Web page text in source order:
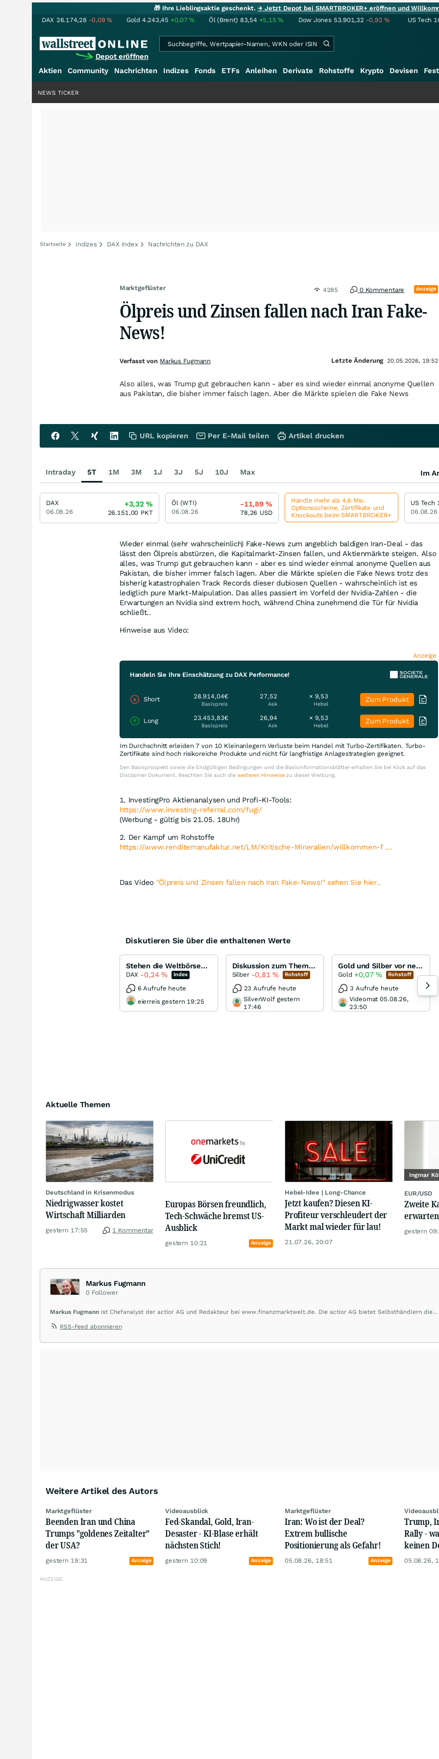
🎁 Ihre Lieblingsaktie geschenkt.→ Jetzt Depot bei SMARTBROKER+ eröffnen und
DAX 26.174,28 -0,09% Gold 4.243,45 +0,07% Öl (Brent) 83,54 +5,15% Dow Jones 53.901,32 -0,92% US Tech
Depot eröffnen
Aktien Community Nachrichten Indizes Fonds ETFs Anleihen Derivate Rohstoffe Krypto Devisen
NEWS TICKER
Startseite Indizes DAX Index Nachrichten zu DAX
Marktgeflüster 4285 0 Kommentare Anzeige
Ölpreis und Zinsen fallen nach Iran Fake-
News!
Also alles, was Trump gut gebrauchen kann - aber es sind wieder einmal anonyme Quellen
aus Pakistan, die bisher immer falsch lagen. Aber die Märkte spielen die Fake News
Wieder einmal (sehr wahrscheinlich) Fake-News zum angeblich baldigen Iran-Deal - das
lässt den Ölpreis abstürzen, die Kapitalmarkt-Zinsen fallen, und Aktienmärkte steigen. Also
alles, was Trump gut gebrauchen kann - aber es sind wieder einmal anonyme Quellen aus
Pakistan, die bisher immer falsch lagen. Aber die Märkte spielen die Fake News trotz des
bisherig katastrophalen Track Records dieser dubiosen Quellen - wahrscheinlich ist es
lediglich pure Markt-Maipulation. Das alles passiert im Vorfeld der Nvidia-Zahlen - die
Erwartungen an Nvidia sind extrem hoch, während China zunehmend die Tür für Nvidia
schließt..
Hinweise aus Video:
Anzeige
Handeln Sie Ihre Einschätzung zu DAX Performance!
Short 28.914,04€
Basispreis
27,52
Ask
× 9,53
Hebel
Zum Produkt
Long 23.453,83€
Basispreis
26,94
Ask
× 9,53
Hebel
Zum Produkt
Im Durchschnitt erleiden 7 von 10 Kleinanlegern Verluste beim Handel mit Turbo-Zertifikaten. Turbo-
Zertifikate sind hoch risikoreiche Produkte und nicht für langfristige Anlagestrategien geeignet.
Den Basisprospekt sowie die Endgültigen Bedingungen und die Basisinformationsblätter erhalten Sie bei Klick auf das
Disclaimer Dokument. Beachten Sie auch die weiteren Hinweisezu dieser Werbung.
1. InvestingPro Aktienanalysen und Profi-KI-Tools:
https://www.investing-referral.com/fugi/
(Werbung - gültig bis 21.05. 18Uhr)
2. Der Kampf um Rohstoffe
https://www.renditemanufaktur.net/LM/Kritische-Mineralien/willkommen-f ...
Das Video "Ölpreis und Zinsen fallen nach Iran Fake-News!" sehen Sie hier..
Diskutieren Sie über die enthaltenen Werte
Stehen die Weltbörsen vor einem Crash ???
DAX -0,24% Index
6 Aufrufe heute
eierreis gestern 19:25
Diskussion zum Thema Silber
Silber -0,81 % Rohstoff
23 Aufrufe heute
SilverWolf gestern
17:46
Gold und Silber vor neuen Allzeithochs...
Gold +0,07% Rohstoff
3 Aufrufe heute
Videomat 05.08.26,
23:50
Aktuelle Themen
Deutschland in Krisenmodus
Niedrigwasser kostet
Wirtschaft Milliarden
gestern 17:55 1 Kommentar
Europas Börsen freundlich,
Tech-Schwäche bremst US-
Ausblick
gestern 10:21 Anzeige
Hebel-Idee | Long-Chance
Jetzt kaufen? Diesen KI-
Profiteur verschleudert der
Markt mal wieder für lau!
21.07.26, 20:07
Ingmar
EUR/USD
Zweite
erwarten
gestern
Markus Fugmann
0 Follower
Markus Fugmann ist Chefanalyst der actior AG und Redakteur bei www.finanzmarktwelt.de. Die actior AG bietet Selbsthändlern die
erhalten Kunden kostenlose Informationsabende, Seminare, One-to-One Coaching, allgemeine Einführungen in die Handelsplattformen
RSS-Feed abonnieren
Weitere Artikel des Autors
Marktgeflüster
Beenden Iran und China
Trumps "goldenes Zeitalter"
der USA?
gestern 19:31 Anzeige
Videoausblick
Fed-Skandal, Gold, Iran-
Desaster - KI-Blase erhält
nächsten Stich!
gestern 10:09 Anzeige
Marktgeflüster
Iran: Wo ist der Deal?
Extrem bullische
Positionierung als Gefahr!
05.08.26, 18:51 Anzeige
Trump,
Rally -
keinen
05.08.26,
Verfasst von Markus Fugmann Letzte Änderung 20.05.2026, 19:52
URL kopieren Per E-Mail teilen Artikel drucken
Intraday 5T 1M 3M 1J 3J 5J 10J Max Im
DAX
06.08.26
+3,32%
26.151,00 PKT
Öl (WTI)
06.08.26
-11,89%
78,26 USD
Handle mehr als 4,6 Mio.
Optionsscheine, Zertifikate und
Knockouts beim SMARTBROKER+
US Tech
06.08.26